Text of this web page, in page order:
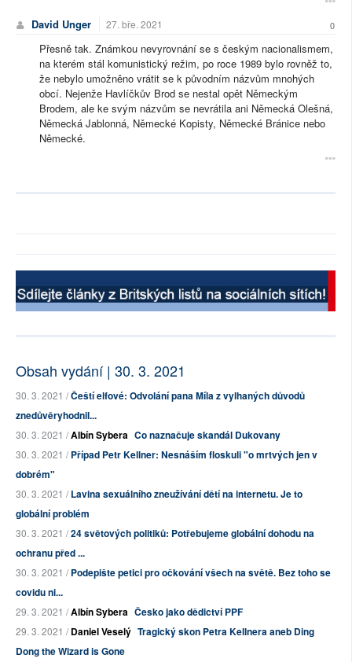
David Unger 27. bře. 2021 0
Přesně tak. Známkou nevyrovnání se s českým nacionalismem,
na kterém stál komunistický režim, po roce 1989 bylo rovněž to,
že nebylo umožněno vrátit se k původním názvům mnohých
obcí. Nejenže Havlíčkův Brod se nestal opět Německým
Brodem, ale ke svým názvům se nevrátila ani Německá Olešná,
Německá Jablonná, Německé Kopisty, Německé Bránice nebo
Německé.
Obsah vydání | 30. 3. 2021
30. 3. 2021 /Čeští elfové: Odvolání pana Míla z vylhaných důvodů
znedůvěryhodnil...
30. 3. 2021 /Albín Sybera Co naznačuje skandál Dukovany
30. 3. 2021 /Případ Petr Kellner: Nesnáším floskuli "o mrtvých jen v
dobrém"
30. 3. 2021 /Lavina sexuálního zneužívání dětí na internetu. Je to
globální problém
30. 3. 2021 /24 světových politiků: Potřebujeme globální dohodu na
ochranu před ...
30. 3. 2021 /Podepište petici pro očkování všech na světě. Bez toho se
covidu ni...
29. 3. 2021 /Albín Sybera Česko jako dědictví PPF
29. 3. 2021 /Daniel Veselý Tragický skon Petra Kellnera aneb Ding
Dong the Wizard is Gone